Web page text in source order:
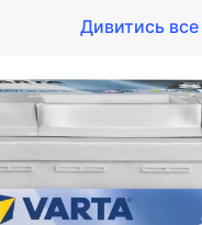
Дивитись все